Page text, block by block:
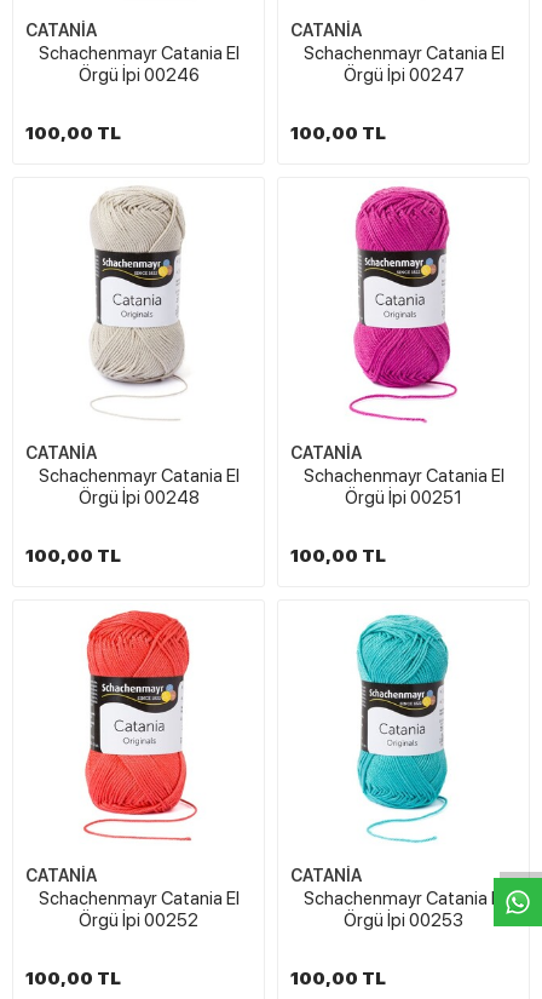
CATANİA
Schachenmayr Catania El
Örgü İpi 00246
100,00 TL
CATANİA
Schachenmayr Catania El
Örgü İpi 00247
100,00 TL
CATANİA
Schachenmayr Catania El
Örgü İpi 00248
100,00 TL
CATANİA
Schachenmayr Catania El
Örgü İpi 00251
100,00 TL
CATANİA
Schachenmayr Catania El
Örgü İpi 00252
100,00 TL
CATANİA
Schachenmayr Catania El
Örgü İpi 00253
100,00 TL